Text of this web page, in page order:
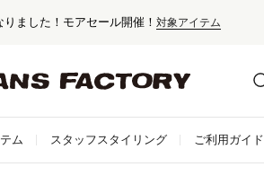
イテム
料無料！
ット。さらに詳しく
ム スタッフスタイリング ご利用ガイド